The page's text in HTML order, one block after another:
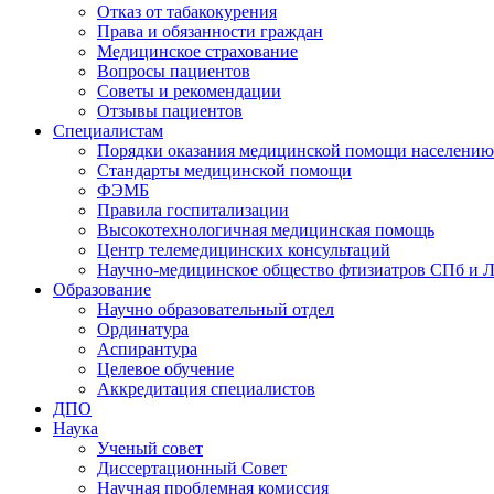
Отказ от табакокурения
Права и обязанности граждан
Медицинское страхование
Вопросы пациентов
Советы и рекомендации
Отзывы пациентов
Специалистам
Порядки оказания медицинской помощи населению
Стандарты медицинской помощи
ФЭМБ
Правила госпитализации
Высокотехнологичная медицинская помощь
Центр телемедицинских консультаций
Научно-медицинское общество фтизиатров СПб и
Образование
Научно образовательный отдел
Ординатура
Аспирантура
Целевое обучение
Аккредитация специалистов
ДПО
Наука
Ученый совет
Диссертационный Совет
Научная проблемная комиссия